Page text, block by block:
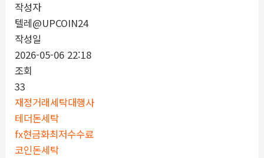
작성자
텔레@UPCOIN24
작성일
2026-05-06 22:18
조회
33
재정거래세탁대행사
테더돈세탁
fx현금화최저수수료
코인돈세탁